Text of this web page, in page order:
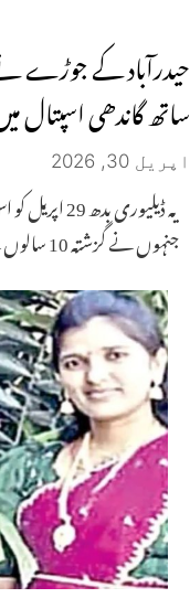
حیدرآباد کے
ساتھ گاندھی اسپتال
اپریل 30, 2026
جنہوں نے گزشتہ 10 سالوں سے اولاد کی امید کے ساتھ نجی ہسپتالوں میں